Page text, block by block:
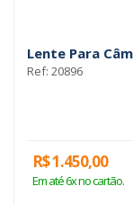
Lente Para
Ref: 20896
R$ 1.450,00
Em até 6x no cartão.